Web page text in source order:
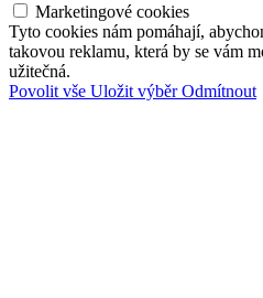
Marketingové cookies
Tyto cookies nám pomáhají,
takovou reklamu, která by se vám
užitečná.
Povolit vše Uložit výběrOdmítnout